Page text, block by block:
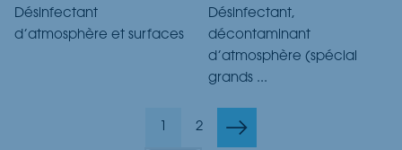
Désinfectant
d’atmosphère et surfaces
Désinfectant,
décontaminant
d’atmosphère (spécial
grands ...
1 2